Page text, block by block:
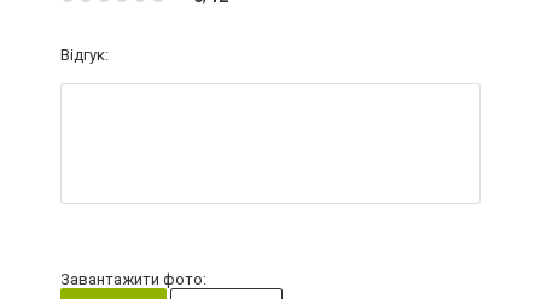
Відгук:
Завантажити фото: